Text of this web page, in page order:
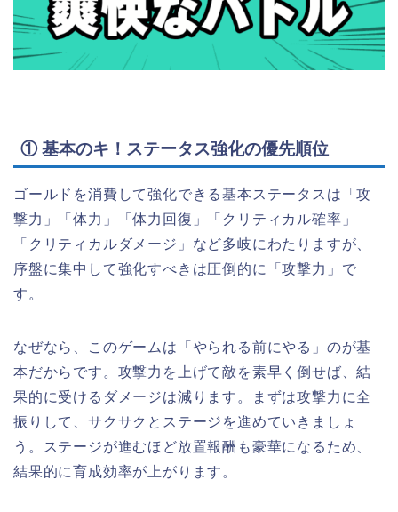
① 基本のキ！ステータス強化の優先順位
ゴールドを消費して強化できる基本ステータスは「攻
撃力」「体力」「体力回復」「クリティカル確率」
「クリティカルダメージ」など多岐にわたりますが、
序盤に集中して強化すべきは圧倒的に「攻撃力」で
す。
なぜなら、このゲームは「やられる前にやる」のが基
本だからです。攻撃力を上げて敵を素早く倒せば、結
果的に受けるダメージは減ります。まずは攻撃力に全
振りして、サクサクとステージを進めていきましょ
う。ステージが進むほど放置報酬も豪華になるため、
結果的に育成効率が上がります。